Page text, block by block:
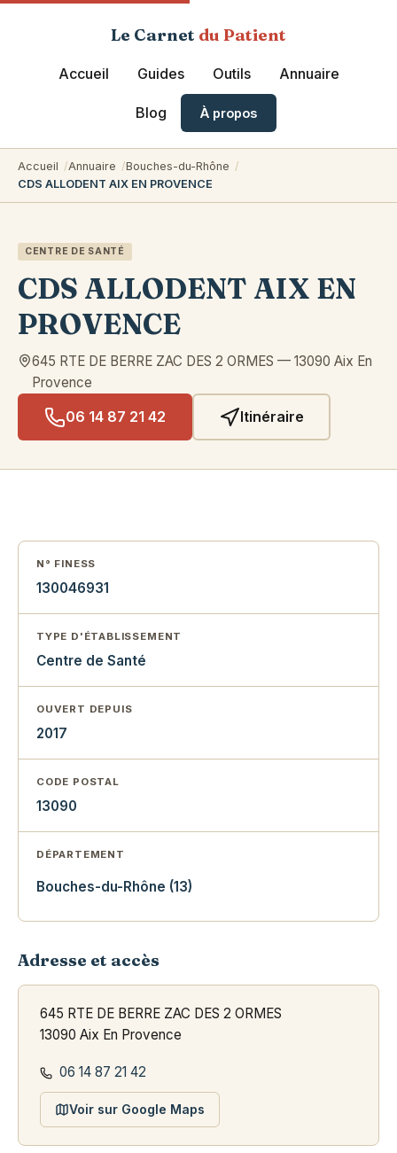
Le Carnet du Patient
Accueil Guides Outils Annuaire
Blog À propos
Accueil Annuaire
Bouches-du-Rhône
CDS ALLODENT AIX EN PROVENCE
CENTRE DE SANTÉ
CDS ALLODENT AIX EN
PROVENCE
645 RTE DE BERRE ZAC DES 2 ORMES — 13090 Aix En
Provence
06 14 87 21 42 Itinéraire
N° FINESS
130046931
TYPE D'ÉTABLISSEMENT
Centre de Santé
OUVERT DEPUIS
2017
CODE POSTAL
13090
DÉPARTEMENT
Bouches-du-Rhône (13)
Adresse et accès
645 RTE DE BERRE ZAC DES 2 ORMES
13090 Aix En Provence
06 14 87 21 42
Voir sur Google Maps